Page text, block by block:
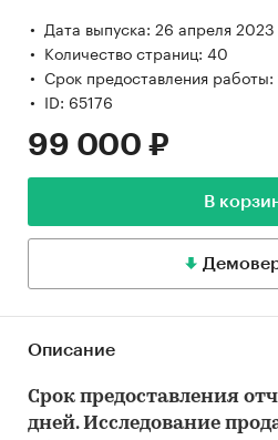
Дата выпуска: 26 апреля 2023
Количество страниц: 40
Срок предоставления
ID: 65176
99 000 ₽
В
Описание
Срок предоставления
дней. Исследование